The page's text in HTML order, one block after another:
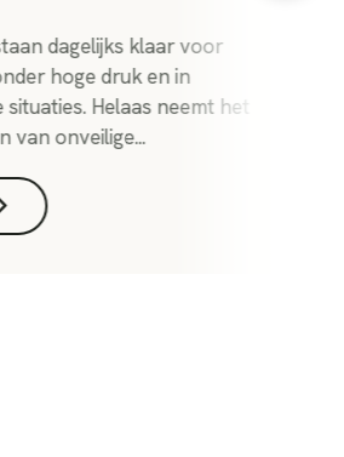
dagelijks klaar voor
hoge druk en in
Helaas neemt het
van onveilige...